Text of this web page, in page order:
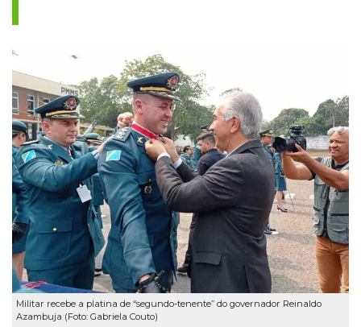
Militar recebe a platina de “segundo-tenente” do governador Reinaldo
Azambuja (Foto: Gabriela Couto)